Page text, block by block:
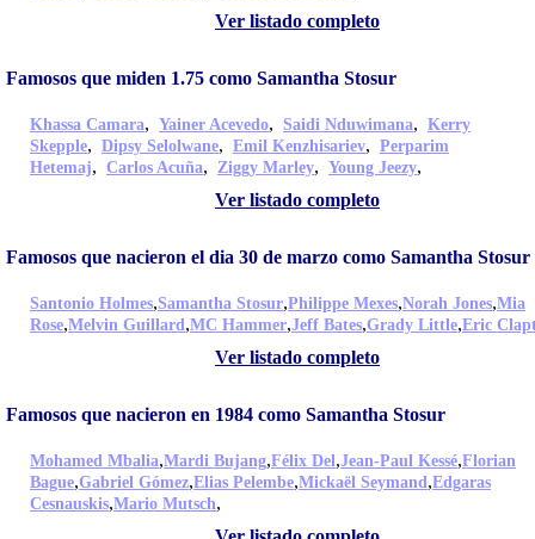
Ver listado completo
Famosos que miden 1.75 como Samantha Stosur
Khassa Camara, Yainer Acevedo, Saidi Nduwimana, Kerry
Skepple, Dipsy Selolwane, Emil Kenzhisariev, Perparim
Hetemaj, Carlos Acuña, Ziggy Marley, Young Jeezy,
Ver listado completo
Famosos que nacieron el dia 30 de marzo como Samantha Stosur
Santonio Holmes,Samantha Stosur,Philippe Mexes,Norah Jones,Mia
Rose,Melvin Guillard,MC Hammer,Jeff Bates,Grady Little,Eric
Ver listado completo
Famosos que nacieron en 1984 como Samantha Stosur
Mohamed Mbalia,Mardi Bujang,Félix Del,Jean-Paul Kessé,Florian
Bague,Gabriel Gómez,Elias Pelembe,Mickaël Seymand,Edgaras
Cesnauskis,Mario Mutsch,